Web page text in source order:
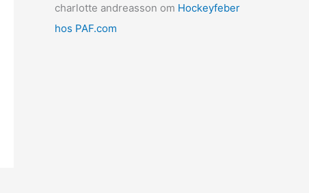
charlotte andreasson om Hockeyfeber
hos PAF.com